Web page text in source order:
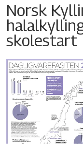
Norsk
skolestart